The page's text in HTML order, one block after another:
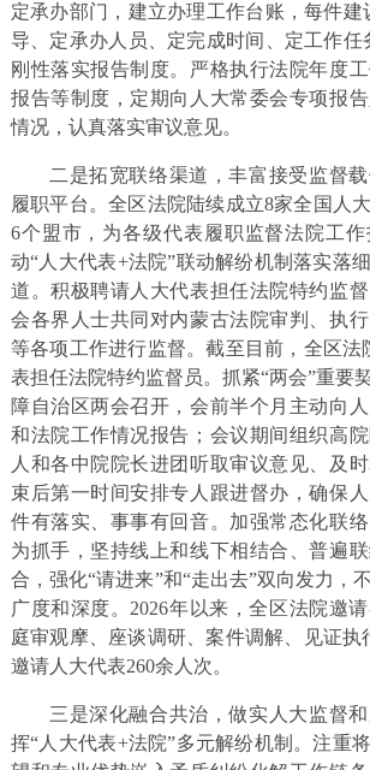
定承办部门，建立办理工作台账，每件建
导、定承办人员、定完成时间、定工作任
刚性落实报告制度。严格执行法院年度
报告等制度，定期向人大常委会专项报
情况，认真落实审议意见。
二是拓宽联络渠道，丰富接受监督
履职平台。全区法院陆续成立8家全国人
6个盟市，为各级代表履职监督法院工
动“人大代表+法院”联动解纷机制落实落
道。积极聘请人大代表担任法院特约监
会各界人士共同对内蒙古法院审判、执
等各项工作进行监督。截至目前，全区法
表担任法院特约监督员。抓紧“两会”重要
障自治区两会召开，会前半个月主动向
和法院工作情况报告；会议期间组织高
人和各中院院长进团听取审议意见、及
束后第一时间安排专人跟进督办，确保
件有落实、事事有回音。加强常态化联
为抓手，坚持线上和线下相结合、普遍
合，强化“请进来”和“走出去”双向发力，
广度和深度。2026年以来，全区法院邀
庭审观摩、座谈调研、案件调解、见证执
邀请人大代表260余人次。
三是深化融合共治，做实人大监督
挥“人大代表+法院”多元解纷机制。注重